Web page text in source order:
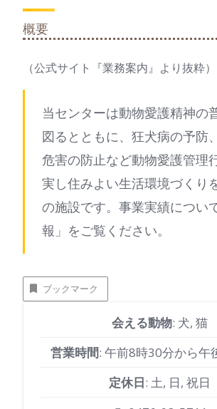
概要
（公式サイト『業務案内』より抜粋）
当センターは動物愛護精神の
図るとともに、狂犬病の予防
危害の防止など動物愛護管理
実し住みよい生活環境づくり
の施設です。事業実績につい
報」をご覧ください。
ブックマーク
会える動物: 犬, 猫
営業時間: 午前8時30分から午
定休日: 土, 日, 祝日